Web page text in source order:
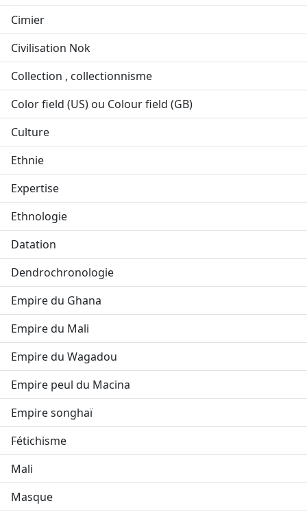
Cimier
Civilisation Nok
Collection , collectionnisme
Color field (US) ou Colour field (GB)
Culture
Ethnie
Expertise
Ethnologie
Datation
Dendrochronologie
Empire du Ghana
Empire du Mali
Empire du Wagadou
Empire peul du Macina
Empire songhaï
Fétichisme
Mali
Masque